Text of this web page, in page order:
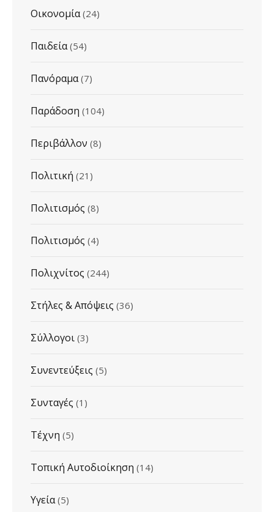
Οικονομία (24)
Παιδεία (54)
Πανόραμα (7)
Παράδοση (104)
Περιβάλλον (8)
Πολιτική (21)
Πολιτισμός (8)
Πολιτισμός (4)
Πολιχνίτος (244)
Στήλες & Απόψεις (36)
Σύλλογοι (3)
Συνεντεύξεις (5)
Συνταγές (1)
Τέχνη (5)
Τοπική Αυτοδιοίκηση (14)
Υγεία (5)